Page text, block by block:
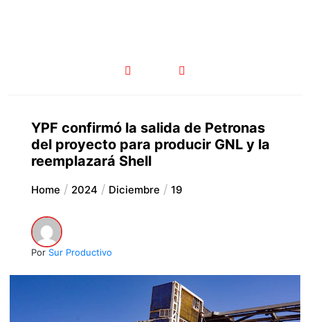
YPF confirmó la salida de Petronas
del proyecto para producir GNL y la
reemplazará Shell
Home 2024 Diciembre 19
Por Sur Productivo